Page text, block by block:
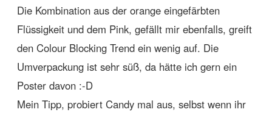
Die Kombination aus der orange eingefärbten
Flüssigkeit und dem Pink, gefällt mir ebenfalls, greift
den Colour Blocking Trend ein wenig auf. Die
Umverpackung ist sehr süß, da hätte ich gern ein
Poster davon :-D
Mein Tipp, probiert Candy mal aus, selbst wenn ihr